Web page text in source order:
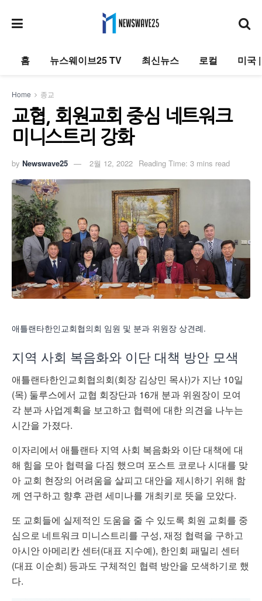
홈 뉴스웨이브25 TV 최신뉴스 로컬 미국
Home 종교
교협, 회원교회 중심 네트워크
미니스트리 강화
by Newswave25 2월 12, 2022 Reading Time: 3 mins read
애틀랜타한인교회협의회 임원 및 분과 위원장 상견례.
지역 사회 복음화와 이단 대책 방안 모색
애틀랜타한인교회협의회(회장 김상민 목사)가 지난 10일
(목) 둘루스에서 교협 회장단과 16개 분과 위원장이 모여
각 분과사업계획을 보고하고 협력에 대한 의견을 나누는
시간을 가졌다.
이자리에서 애틀랜타 지역 사회 복음화와 이단대책에 대
해 힘을 모아 협력을 다짐 했으며 포스트 코로나시대를 맞
아 교회 현장의 어려움을 살피고 대안을 제시하기 위해 함
께 연구하고 향후 관련 세미나를 개최키로 뜻을 모았다.
또 교회들에 실제적인 도움을 줄 수 있도록 회원 교회를 중
심으로 네트워크 미니스트리를 구성, 재정 협력을 구하고
아시안 아메리칸센터(대표 지수예), 한인회 패밀리 센터
(대표 이순희) 등과도 구체적인 협력 방안을 모색하기로 했
다.